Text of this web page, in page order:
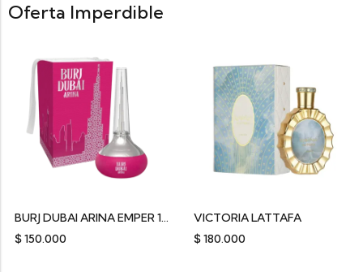
Oferta Imperdible
BURJ DUBAI ARINA EMPER 100ML
$150.000
VICTORIA LATTAFA
$180.000